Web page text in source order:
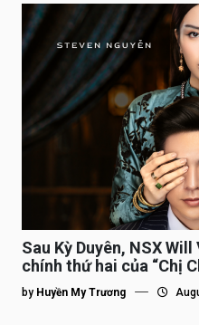
Sau Kỳ Duyên, NSX
chính thứ hai của “Chị
by Huyền My Trương